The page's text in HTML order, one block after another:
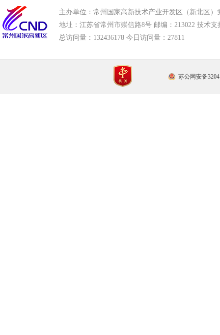
主办单位：常州国家高新技术产业开发区（新北区）
地址：江苏省常州市崇信路8号 邮编：213022 技术支
总访问量： 132436178 今日访问量： 27811
苏公网安备